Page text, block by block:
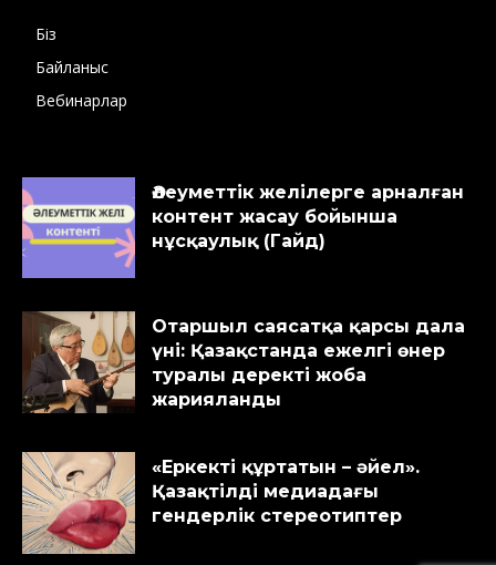
Біз
Байланыс
Вебинарлар
Әлеуметтік желілерге арналған
контент жасау бойынша
нұсқаулық (Гайд)
Отаршыл саясатқа қарсы дала
үні: Қазақстанда ежелгі өнер
туралы деректі жоба
жарияланды
«Еркекті құртатын – әйел».
Қазақтілді медиадағы
гендерлік стереотиптер